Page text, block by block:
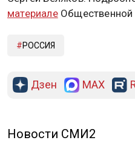
материалеОбщественной
РОССИЯ
Дзен MAX
Новости СМИ2